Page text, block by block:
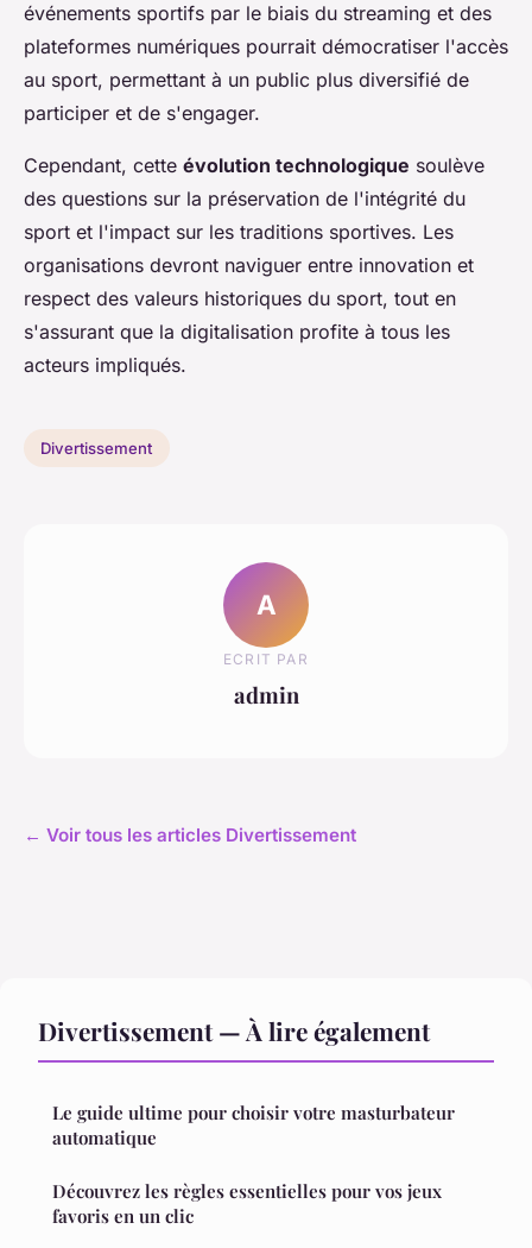
événements sportifs par le biais du streaming et des
plateformes numériques pourrait démocratiser l'accès
au sport, permettant à un public plus diversifié de
participer et de s'engager.
Cependant, cette évolution technologique soulève
des questions sur la préservation de l'intégrité du
sport et l'impact sur les traditions sportives. Les
organisations devront naviguer entre innovation et
respect des valeurs historiques du sport, tout en
s'assurant que la digitalisation profite à tous les
acteurs impliqués.
Divertissement
A
ECRIT PAR
admin
← Voir tous les articles Divertissement
Divertissement — À lire également
Le guide ultime pour choisir votre masturbateur
automatique
Découvrez les règles essentielles pour vos jeux
favoris en un clic